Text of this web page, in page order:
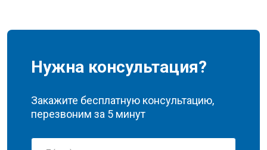
Нужна консультация?
Закажите бесплатную консультацию,
перезвоним за 5 минут